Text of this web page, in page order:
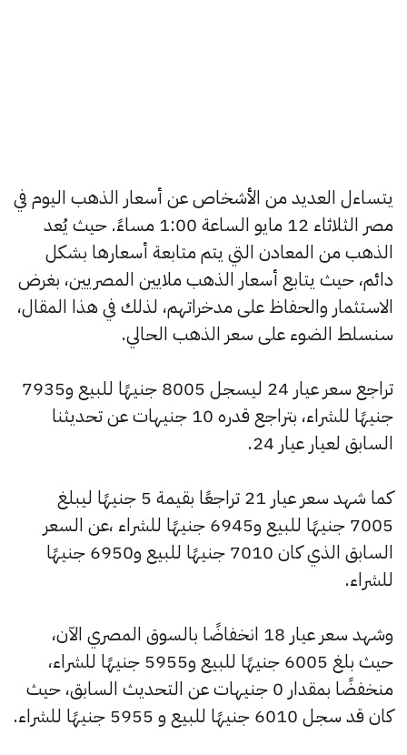
يتساءل العديد من الأشخاص عن أسعار الذهب اليوم في
مصر الثلاثاء 12 مايو الساعة 1:00 مساءً. حيث يُعد
الذهب من المعادن التي يتم متابعة أسعارها بشكل
دائم، حيث يتابع أسعار الذهب ملايين المصريين، بغرض
الاستثمار والحفاظ على مدخراتهم، لذلك في هذا المقال،
سنسلط الضوء على سعر الذهب الحالي.
تراجع سعر عيار 24 ليسجل 8005 جنيهًا للبيع و7935
جنيهًا للشراء، بتراجع قدره 10 جنيهات عن تحديثنا
السابق لعيار عيار 24.
كما شهد سعر عيار 21 تراجعًا بقيمة 5 جنيهًا ليبلغ
7005 جنيهًا للبيع و6945 جنيهًا للشراء ،عن السعر
السابق الذي كان 7010 جنيهًا للبيع و6950 جنيهًا
للشراء.
وشهد سعر عيار 18 انخفاضًا بالسوق المصري الآن،
حيث بلغ 6005 جنيهًا للبيع و5955 جنيهًا للشراء،
منخفضًا بمقدار 0 جنيهات عن التحديث السابق، حيث
كان قد سجل 6010 جنيهًا للبيع و 5955 جنيهًا للشراء.